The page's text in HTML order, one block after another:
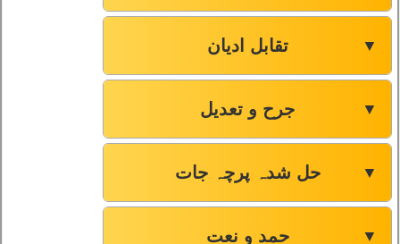
تقابل ادیان ▼
جرح و تعدیل ▼
حل شدہ پرچہ جات ▼
حمد و نعت ▼